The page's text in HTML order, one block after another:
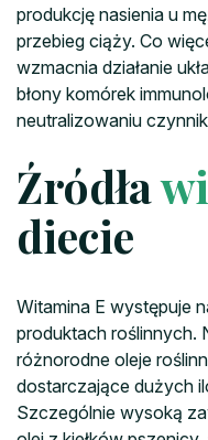
produkcję nasienia u
przebieg ciąży. Co
wzmacnia działanie
błony komórek
neutralizowaniu
Źródła
diecie
Witamina E występuje
produktach roślinnych.
różnorodne oleje
dostarczające dużych
Szczególnie wysoką